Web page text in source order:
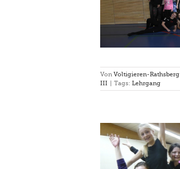
Von Voltigieren-Rathsberg
III
Tags: Lehrgang